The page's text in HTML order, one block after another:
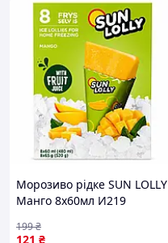
Морозиво рідке SUN LOLLY
Манго 8х60мл И219
121 ₴
199₴